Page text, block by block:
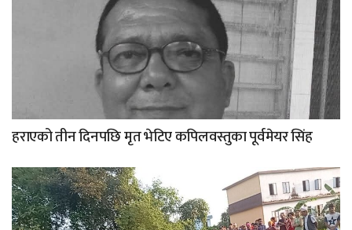
हराएको तीन दिनपछि मृत भेटिए कपिलवस्तुका पूर्वमेयर सिंह